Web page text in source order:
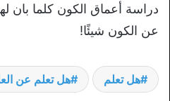
دراسة أعماق الكون كلما بان
عن الكون شيئًا!
هل تعلم هل تعلم عن